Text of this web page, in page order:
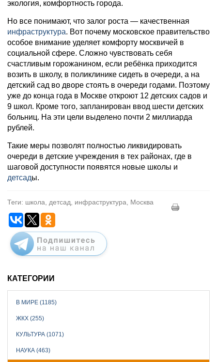
экология, комфортность города.
Но все понимают, что залог роста — качественная
инфраструктура. Вот почему московское правительство
особое внимание уделяет комфорту москвичей в
социальной сфере. Сложно чувствовать себя
счастливым горожанином, если ребёнка приходится
возить в школу, в поликлинике сидеть в очереди, а на
детский сад во дворе стоять в очереди годами. Поэтому
уже до конца года в Москве откроют 12 детских садов и
9 школ. Кроме того, запланирован ввод шести детских
больниц. На эти цели выделено почти 2 миллиарда
рублей.
Такие меры позволят полностью ликвидировать
очереди в детские учреждения в тех районах, где в
шаговой доступности появятся новые школы и
детсады.
Теги: школа, детсад, инфраструктура, Москва
КАТЕГОРИИ
В МИРЕ (1185)
ЖКХ (255)
КУЛЬТУРА (1071)
НАУКА (463)